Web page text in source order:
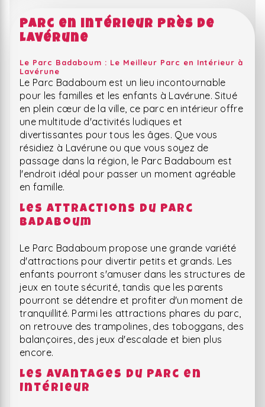
Parc en intérieur près de
Lavérune
Le Parc Badaboum : Le Meilleur Parc en Intérieur à
Lavérune
Le Parc Badaboum est un lieu incontournable
pour les familles et les enfants à Lavérune. Situé
en plein cœur de la ville, ce parc en intérieur offre
une multitude d'activités ludiques et
divertissantes pour tous les âges. Que vous
résidiez à Lavérune ou que vous soyez de
passage dans la région, le Parc Badaboum est
l'endroit idéal pour passer un moment agréable
en famille.
Les Attractions du Parc
Badaboum
Le Parc Badaboum propose une grande variété
d'attractions pour divertir petits et grands. Les
enfants pourront s'amuser dans les structures de
jeux en toute sécurité, tandis que les parents
pourront se détendre et profiter d'un moment de
tranquillité. Parmi les attractions phares du parc,
on retrouve des trampolines, des toboggans, des
balançoires, des jeux d'escalade et bien plus
encore.
Les Avantages du Parc en
Intérieur